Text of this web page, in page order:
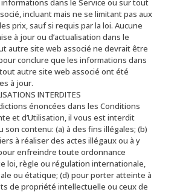
dans le Service ou sur tout
incluant mais ne se limitant pas aux
prix, sauf si requis par la loi. Aucune
à jour ou d’actualisation dans le
autre site web associé ne devrait être
conclure que les informations dans
autre site web associé ont été
à jour.
INTERDITES
énoncées dans les Conditions
et d’Utilisation, il vous est interdit
son contenu: (a) à des fins illégales; (b)
à réaliser des actes illégaux ou à y
enfreindre toute ordonnance
loi, règle ou régulation internationale,
ou étatique; (d) pour porter atteinte à
de propriété intellectuelle ou ceux de